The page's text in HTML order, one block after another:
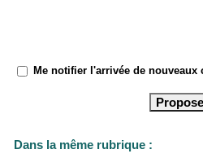
Me notifier l'arrivée de nouveaux
Dans la même rubrique :